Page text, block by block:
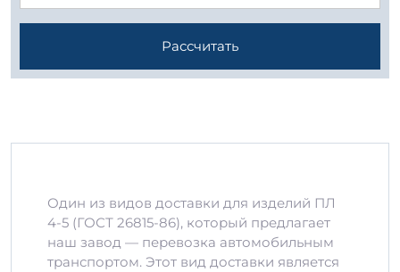
Рассчитать
Один из видов доставки для изделий ПЛ
4-5 (ГОСТ 26815-86), который предлагает
наш завод — перевозка автомобильным
транспортом. Этот вид доставки является